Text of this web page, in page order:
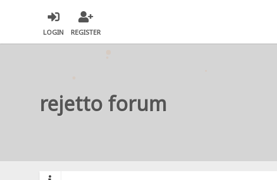
LOGIN REGISTER
rejetto forum